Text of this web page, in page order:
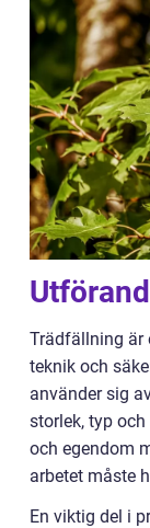
Trädfällning är
teknik och
använder sig
storlek, typ
och egendom
arbetet måste
En viktig del i